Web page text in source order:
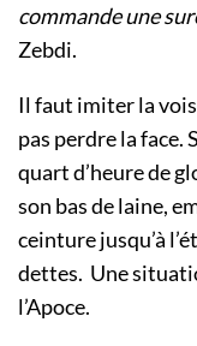
commande une
Zebdi.
Il faut imiter la
pas perdre la face.
quart d’heure de
son bas de laine,
ceinture jusqu’à
dettes. Une
l’Apoce.